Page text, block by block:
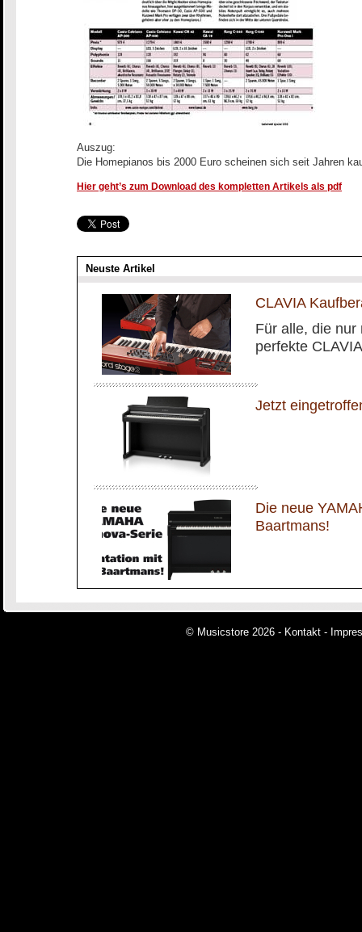
Auszug:
Die Homepianos bis 2000 Euro scheinen sich seit Jahren
Hier geht’s zum Download des kompletten Artikels als pdf
Neuste Artikel
CLAVIA
Für alle, die nur
perfekte
Jetzt
Die neue
Baartmans!
© Musicstore 2026 - Kontakt -